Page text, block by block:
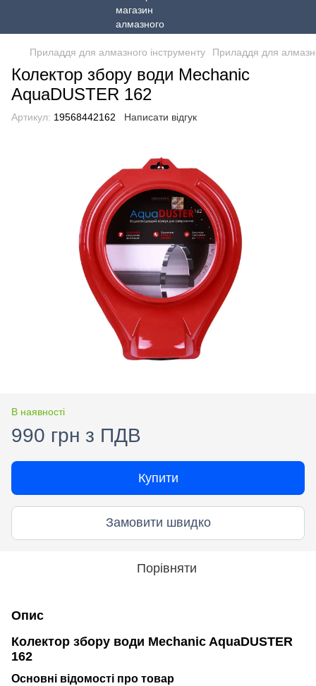
Приладдя для алмазного інструменту Приладдя для
Колектор збору води Mechanic
AquaDUSTER 162
Артикул: 19568442162 Написати відгук
В наявності
990 грн з ПДВ
Купити
Замовити швидко
Порівняти
Опис
Колектор збору води Mechanic AquaDUSTER
162
Основні відомості про товар